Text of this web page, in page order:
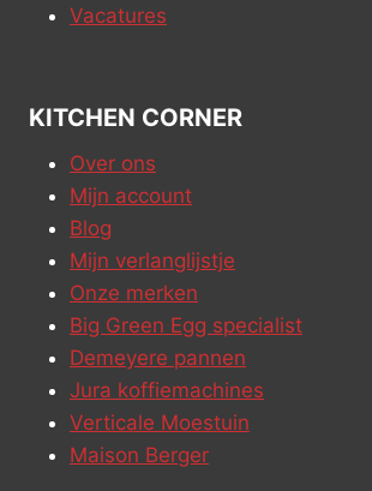
Vacatures
KITCHEN CORNER
Over ons
Mijn account
Blog
Mijn verlanglijstje
Onze merken
Big Green Egg specialist
Demeyere pannen
Jura koffiemachines
Verticale Moestuin
Maison Berger